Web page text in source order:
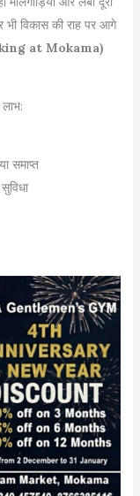
विकास की राह पर आगे
at Mokama)
समाप्त